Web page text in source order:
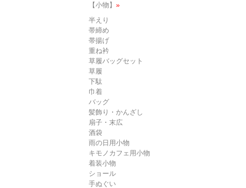
【小物】 »
半えり
帯締め
帯揚げ
重ね衿
草履バッグセット
草履
下駄
巾着
バッグ
髪飾り・かんざし
扇子・末広
酒袋
雨の日用小物
キモノカフェ用小物
着装小物
ショール
手ぬぐい